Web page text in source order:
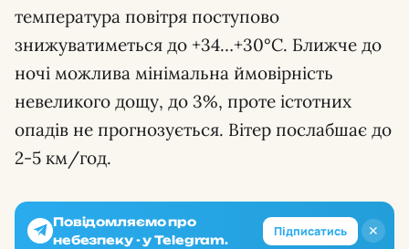
температура повітря поступово
знижуватиметься до +34…+30°С. Ближче до
ночі можлива мінімальна ймовірність
невеликого дощу, до 3%, проте істотних
опадів не прогнозується. Вітер послабшає до
2-5 км/год.
✕
Повідомляємо про
небезпеку - у Telegram.
Підписатись